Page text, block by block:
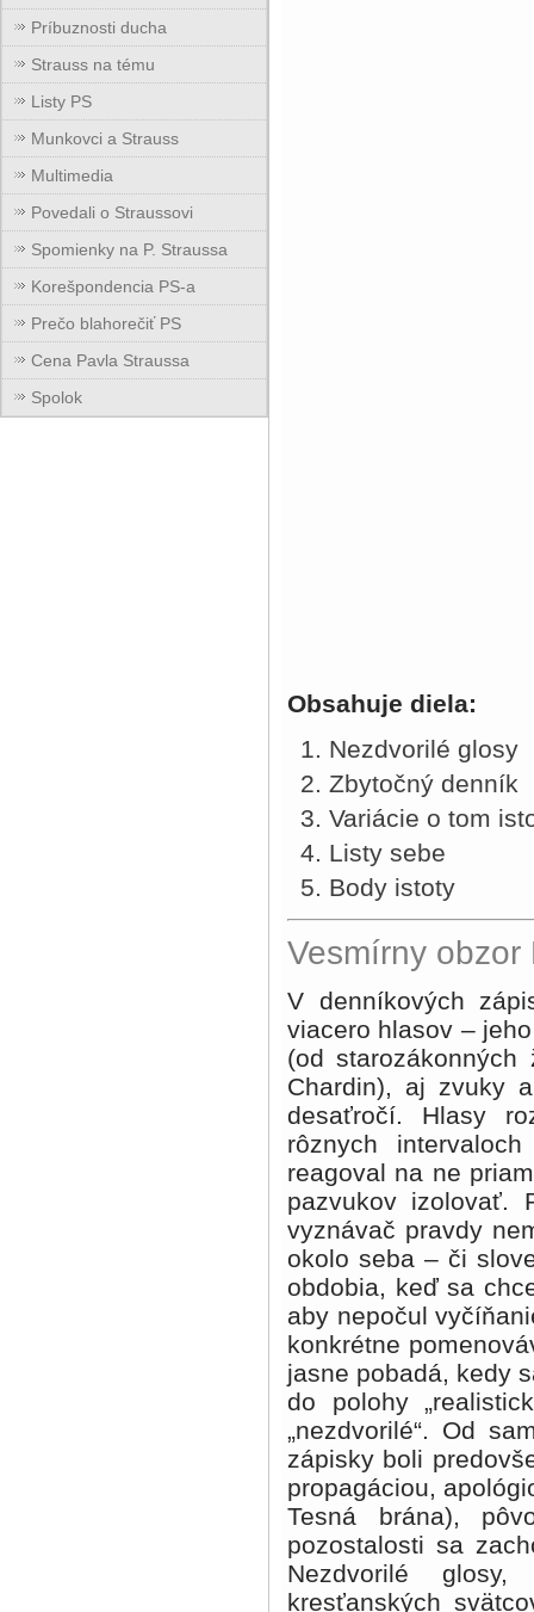
Príbuznosti ducha
Strauss na tému
Listy PS
Munkovci a Strauss
Multimedia
Povedali o Straussovi
Spomienky na P. Straussa
Korešpondencia PS-a
Prečo blahorečiť PS
Cena Pavla Straussa
Spolok
Obsahuje diela:
Nezdvorilé glosy
Zbytočný denník
Variácie o tom
Listy sebe
Body istoty
Vesmírny obzor
V denníkových zápiskoch Pavla Straussa možno počuť viacero hlasov – jeho viery, jeho intelektu, čítaných autorov (od starozákonných žalmistov až po jezuitu Teilharda de Chardin), aj zvuky a pazvuky povojnových disonantných desaťročí. Hlasy rozpornej doby ozývali sa v ňom v rôznych intervaloch aj s rozdielnou intenzitou. Občas reagoval na ne priamo, zavše sa snažil od týchto zvukov i pazvukov izolovať. Právom a oprávnene. Ako hľadač a vyznávač pravdy nemohol však zostať ľahostajný k dianiu okolo seba – či slovenskému, či európskemu. Totiž mával obdobia, keď sa chcel obklopiť akoby „mystickým tichom“, aby nepočul vyčíňanie zlovestných „síl zla“ (bude ich veľmi konkrétne pomenovávať, najmä v oblasti politickej). Čitateľ jasne pobadá, kedy sa musel prekloniť z polohy „mystickej“ do polohy „realistickej“. Potom jeho komentáre boli až „nezdvorilé“. Od samého začiatku Straussove denníkové zápisky boli predovšetkým – „vyznávačské“. Prezentáciou, propagáciou, apológiou viery (Mozaika nádeje, Ecce homo, Tesná brána), pôvodne v podobe tzv. marginálií. V pozostalosti sa zachoval aj denník z roku 1950 nazvaný Nezdvorilé glosy, ktorý sa celoročne viazal na kresťanských svätcov, svätice, sviatky, nie na občiansky kalendár. Tu je Strauss už vyznávač dvojpólový, ako jeho inšpirujúci vzor Léon Bloy (1846 – 1917), veľký francúzsky konvertita. Na jednej strane pokorne zbožný, na druhej strane bojovne útočný. V máji 1950 Strauss o tejto výnimočnej osobnosti napísal: „Léon Bloy je jedným z najhlbších a najrevolučnejších duchov. Tento žobrák dobrovoľnou voľbou, tento sluha utrpenia z presvedčenia bol oprávnený hľadať a rezať vredy spoločnosti i cirkvi. Mal právo hanobiť špinavcov, lebo bol čistý; boháčov a zbohatlíkov, lebo bol chudobný; farizejov, lebo bol svätý a denne Vesmírny obzor Pavla Straussa sa posväcoval. Všetky literárne a pseudovedecké splašky, všetky mravné žumpy mu zožierali jasné a krištáľové srdce. Jeho blesky sú ohromným zármutkom jeho duše.“ Aj to o ňom priznal: „Adoptované dieťa Matky z La Saletty, zúrivý veštec apokalyptických hrôz nášho veku, neľútostný hanobiteľ a bičovateľ malých a podpriemerných kňazov a hierarchov“ (Tesná brána). Aj Strauss vystupoval ako „prorok apokalyptických hrôz“ 20. storočia, no ako „hanobiteľ a bičovateľ“ sa obracal proti skorumpovaným politikom, verejným predstaviteľom moci, nie proti kléru. Pátos morálneho rozhorčenia nad dobou a spoločnosťou u oboch bol rovnaký. Za prapríčinu záhuby ľudstva považovali jeho demoralizáciu, duchovné a sociálne odkresťančenie. Po Straussovej smrti nachádzali sa v jeho knižnici tieto Bloyove diela v češtine, nemčine, francúzštine: Můj denník (1919), Poslední sloupové Církve (1919), Die Armut und die Cier (1987), Oeuvres de Léon Bloy (1949), aj literatúra o ňom: Léon Bloy (Fribourg, 1943), J. Petit: Léon Bloy (Paris, 1966). Zrejme tohto autora svojho srdca mal pôvodne oveľa kompletnejšie (v češtine vyšli takmer všetky jeho pamfl ety, denníky, romány); zostal jeho verným, vďačným, oddaným čitateľom do konca. S Bloyom, nazývajúcim túto zem „rajom utrpenia“, spájal ho spoločný „kult utrpenia“. Napríklad: „Ľudská zrelosť je ochota trpieť. Ľudská veľkosť je ochota obetovať sa. Vrchol života je – kríž.“ „Kríž treba dobrovoľne prijať…; len láska ku krížu je pravá láska k životu…; kríž je zatiaľ víťazná štandarda večného života.“ „Byť hodným utrpenia, je pre kresťana najvyšším vyznamenaním.“ Ale vedel vystupovať s bloyovskou bojovnosťou ako „verejný nepriateľ“ proti ofi